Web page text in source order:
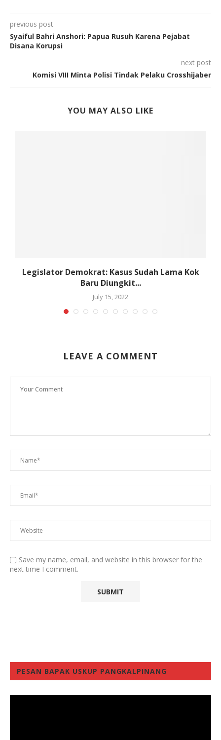
previous post
Syaiful Bahri Anshori: Papua Rusuh Karena Pejabat
Disana Korupsi
next post
Komisi VIII Minta Polisi Tindak Pelaku Crosshijaber
YOU MAY ALSO LIKE
Legislator Demokrat: Kasus Sudah Lama Kok
Baru Diungkit...
July 15, 2022
LEAVE A COMMENT
Save my name, email, and website in this browser for the
next time I comment.
PESAN BAPAK USKUP PANGKALPINANG